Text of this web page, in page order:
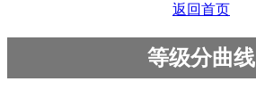
返回首页
等级分曲线